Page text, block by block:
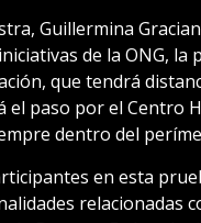
Guillermina
de la ONG,
que tendrá
el paso por el Centro
dentro del
en esta
relacionadas